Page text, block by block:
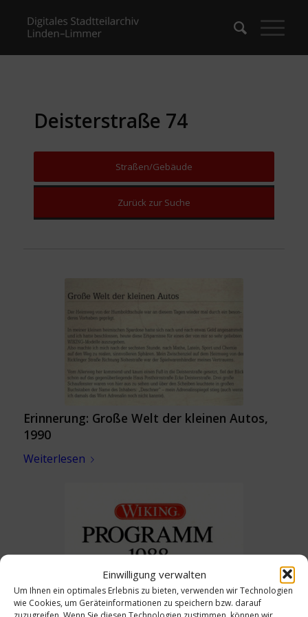
Einwilligung verwalten
Um Ihnen ein optimales Erlebnis zu bieten, verwenden wir Technologien
wie Cookies, um Geräteinformationen zu speichern bzw. darauf
zuzugreifen. Wenn Sie diesen Technologien zustimmen, können wir
Deisterstraße 74
Straßen/Gebäude
Zurück zur Suche
Erinnerung: Große Welt der kleinen Autos,
1990
Weiterlesen